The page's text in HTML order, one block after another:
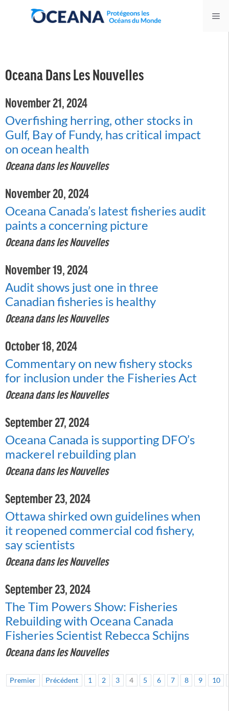
Oceana Dans Les Nouvelles
November 21, 2024
Overfishing herring, other stocks in
Gulf, Bay of Fundy, has critical impact
on ocean health
Oceana dans les Nouvelles
November 20, 2024
Oceana Canada’s latest fisheries audit
paints a concerning picture
Oceana dans les Nouvelles
November 19, 2024
Audit shows just one in three
Canadian fisheries is healthy
Oceana dans les Nouvelles
October 18, 2024
Commentary on new fishery stocks
for inclusion under the Fisheries Act
Oceana dans les Nouvelles
September 27, 2024
Oceana Canada is supporting DFO’s
mackerel rebuilding plan
Oceana dans les Nouvelles
September 23, 2024
Ottawa shirked own guidelines when
it reopened commercial cod fishery,
say scientists
Oceana dans les Nouvelles
September 23, 2024
The Tim Powers Show: Fisheries
Rebuilding with Oceana Canada
Fisheries Scientist Rebecca Schijns
Oceana dans les Nouvelles
Premier Précédent 1 2 3 4 5 6 7 8 9 10